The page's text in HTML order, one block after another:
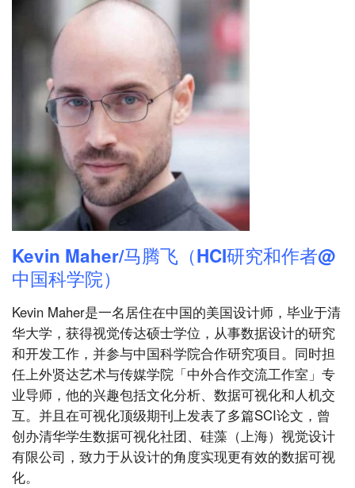
Kevin Maher/马腾飞（HCI研究和作者@
中国科学院）
Kevin Maher是一名居住在中国的美国设计师，毕业于清
华大学，获得视觉传达硕士学位，从事数据设计的研究
和开发工作，并参与中国科学院合作研究项目。同时担
任上外贤达艺术与传媒学院「中外合作交流工作室」专
业导师，他的兴趣包括文化分析、数据可视化和人机交
互。并且在可视化顶级期刊上发表了多篇SCI论文，曾
创办清华学生数据可视化社团、硅藻（上海）视觉设计
有限公司，致力于从设计的角度实现更有效的数据可视
化。